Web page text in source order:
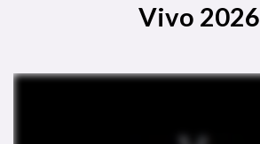
Vivo 2026